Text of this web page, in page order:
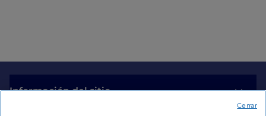
Información del sitio
Cerrar